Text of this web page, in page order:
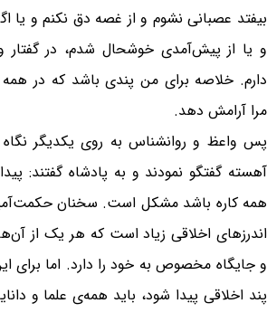
بیفتد عصبانی نشوم و از غصه دق نکنم و یا
و یا از پیش‌آمدی خوشحال شدم، در گفتار و
دارم. خلاصه برای من پندی باشد که در
مرا آرامش دهد.
پس واعظ و روانشناس به روی یکدیگر
آهسته گفتگو نمودند و به پادشاه گفتند:
همه کاره باشد مشکل است. سخنان
اندرزهای اخلاقی زیاد است که هر یک از
و جایگاه مخصوص به خود را دارد. اما برای
پند اخلاقی پیدا شود، باید همه‌ی علما و